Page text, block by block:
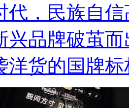
代，民族自
兴品牌破茧
洋货的国牌